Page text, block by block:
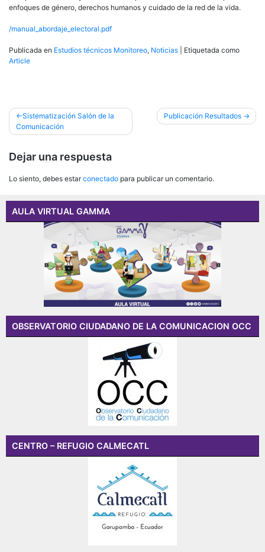
enfoques de género, derechos humanos y cuidado de la red de la vida.
/manual_abordaje_electoral.pdf
Publicada en Estudios técnicos Monitoreo, Noticias
Etiquetada como
Article
Navegación
de
entradas
Sistematización Salón de la
Comunicación
Publicación Resultados
Dejar una respuesta
Lo siento, debes estarconectado para publicar un comentario.
AULA VIRTUAL GAMMA
OBSERVATORIO CIUDADANO DE LA COMUNICACION OCC
CENTRO – REFUGIO CALMECATL